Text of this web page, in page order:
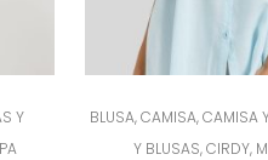
Y
BLUSA,CAMISA,CAMISA
Y BLUSAS,CIRDY,